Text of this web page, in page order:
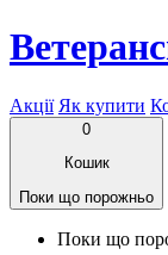
Акції Як купити
0
Кошик
Поки що порожньо
Поки що